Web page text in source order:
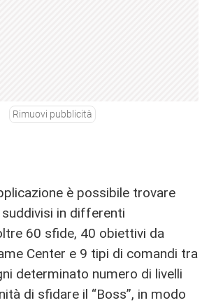
Rimuovi pubblicità
è possibile trovare
in differenti
60 sfide, 40 obiettivi da
Center e 9 tipi di comandi tra
determinato numero di livelli
di sfidare il “Boss”, in modo